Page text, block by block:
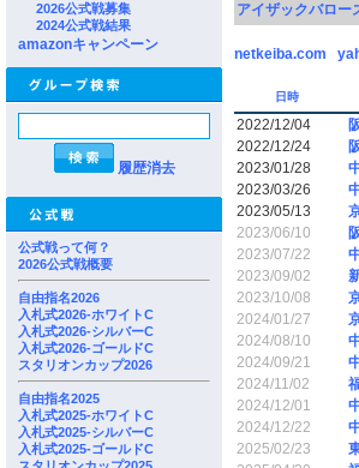
2026公式戦募集
2024公式戦結果
amazonキャンペーン
履歴消去
公式戦って何？
2026公式戦概要
自由指名2026
入札式2026-ホワイトC
入札式2026-シルバーC
入札式2026-ゴールドC
スタリオンカップ2026
自由指名2025
入札式2025-ホワイトC
入札式2025-シルバーC
入札式2025-ゴールドC
アイザックバロー
netkeiba.com
日時
2022/12/04
2022/12/24
2023/01/28
2023/03/26
2023/05/13
2023/06/10
2023/07/22
2023/09/02
2023/10/08
2024/01/27
2024/08/10
2024/09/21
2024/11/02
2024/12/01
2024/12/22
2025/02/23